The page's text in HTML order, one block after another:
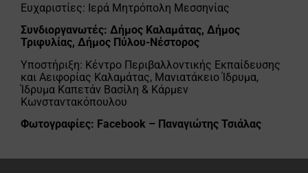
Ευχαριστίες: Ιερά Μητρόπολη Μεσσηνίας
Συνδιοργανωτές: Δήμος Καλαμάτας, Δήμος
Τριφυλίας, Δήμος Πύλου-Νέστορος
Υποστήριξη: Κέντρο Περιβαλλοντικής Εκπαίδευσης
και Αειφορίας Καλαμάτας, Μανιατάκειο Ίδρυμα,
Ίδρυμα Καπετάν Βασίλη & Κάρμεν
Κωνσταντακόπουλου
Φωτογραφίες: Facebook – Παναγιώτης Τσιάλας